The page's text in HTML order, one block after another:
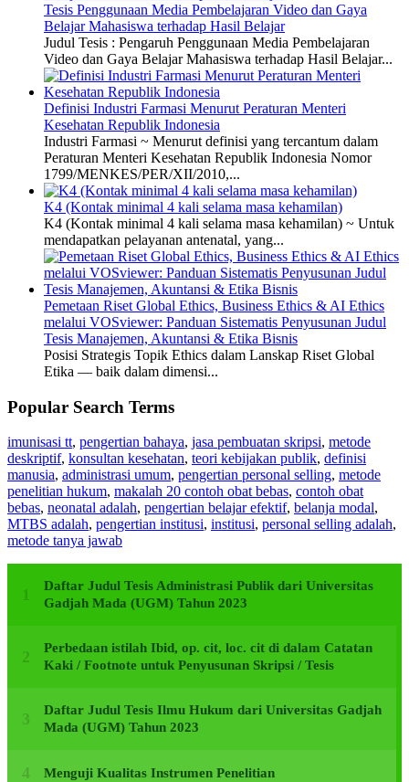
Tesis Penggunaan Media Pembelajaran Video dan Gaya
Belajar Mahasiswa terhadap Hasil Belajar
Judul Tesis : Pengaruh Penggunaan Media Pembelajaran
Video dan Gaya Belajar Mahasiswa terhadap Hasil Belajar...
Definisi Industri Farmasi Menurut Peraturan Menteri
Kesehatan Republik Indonesia
Industri Farmasi ~ Menurut definisi yang tercantum dalam
Peraturan Menteri Kesehatan Republik Indonesia Nomor
1799/MENKES/PER/XII/2010,...
K4 (Kontak minimal 4 kali selama masa kehamilan)
K4 (Kontak minimal 4 kali selama masa kehamilan) ~ Untuk
mendapatkan pelayanan antenatal, yang...
Pemetaan Riset Global Ethics, Business Ethics & AI Ethics
melalui VOSviewer: Panduan Sistematis Penyusunan Judul
Tesis Manajemen, Akuntansi & Etika Bisnis
Posisi Strategis Topik Ethics dalam Lanskap Riset Global
Etika — baik dalam dimensi...
Popular Search Terms
imunisasi tt, pengertian bahaya, jasa pembuatan skripsi, metode
deskriptif, konsultan kesehatan, teori kebijakan publik, definisi
manusia, administrasi umum, pengertian personal selling, metode
penelitian hukum, makalah 20 contoh obat bebas, contoh obat
bebas, neonatal adalah, pengertian belajar efektif, belanja modal,
MTBS adalah, pengertian institusi, institusi, personal selling adalah,
metode tanya jawab
Daftar Judul Tesis Administrasi Publik dari Universitas
Gadjah Mada (UGM) Tahun 2023
Perbedaan istilah Ibid, op. cit, loc. cit di dalam Catatan
Kaki / Footnote untuk Penyusunan Skripsi / Tesis
Daftar Judul Tesis Ilmu Hukum dari Universitas Gadjah
Mada (UGM) Tahun 2023
Menguji Kualitas Instrumen Penelitian